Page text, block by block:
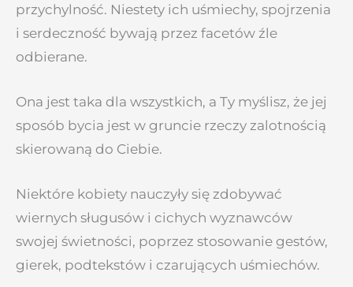
przychylność. Niestety ich uśmiechy, spojrzenia
i serdeczność bywają przez facetów źle
odbierane.
Ona jest taka dla wszystkich, a Ty myślisz, że jej
sposób bycia jest w gruncie rzeczy zalotnością
skierowaną do Ciebie.
Niektóre kobiety nauczyły się zdobywać
wiernych sługusów i cichych wyznawców
swojej świetności, poprzez stosowanie gestów,
gierek, podtekstów i czarujących uśmiechów.